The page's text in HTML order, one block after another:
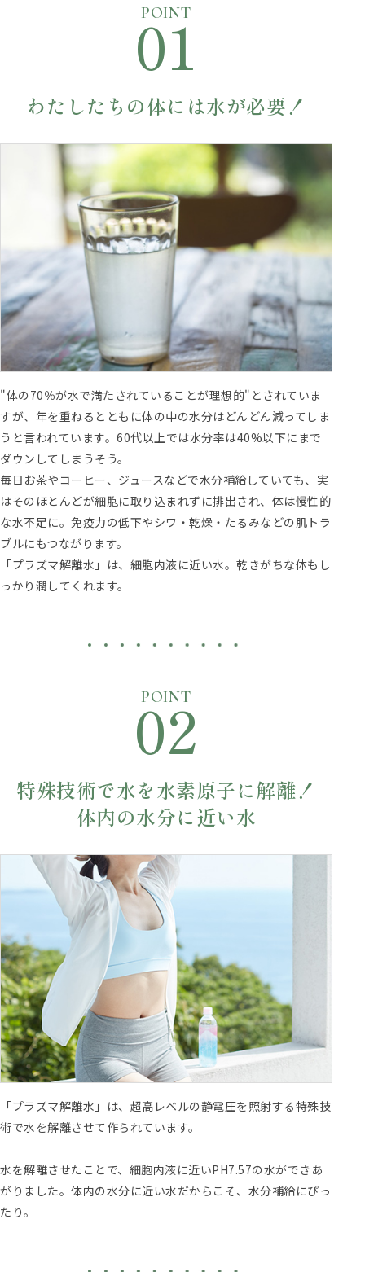
POINT
01
わたしたちの体には水が必要！
"体の70％が水で満たされていることが理想的"とされていま
すが、年を重ねるとともに体の中の水分はどんどん減ってしま
うと言われています。60代以上では水分率は40%以下にまで
ダウンしてしまうそう。
毎日お茶やコーヒー、ジュースなどで水分補給していても、実
はそのほとんどが細胞に取り込まれずに排出され、体は慢性的
な水不足に。免疫力の低下やシワ・乾燥・たるみなどの肌トラ
ブルにもつながります。
「プラズマ解離水」は、細胞内液に近い水。乾きがちな体もし
っかり潤してくれます。
POINT
02
特殊技術で水を水素原子に解離！
体内の水分に近い水
「プラズマ解離水」は、超高レベルの静電圧を照射する特殊技
術で水を解離させて作られています。
水を解離させたことで、細胞内液に近いPH7.57の水ができあ
がりました。体内の水分に近い水だからこそ、水分補給にぴっ
たり。